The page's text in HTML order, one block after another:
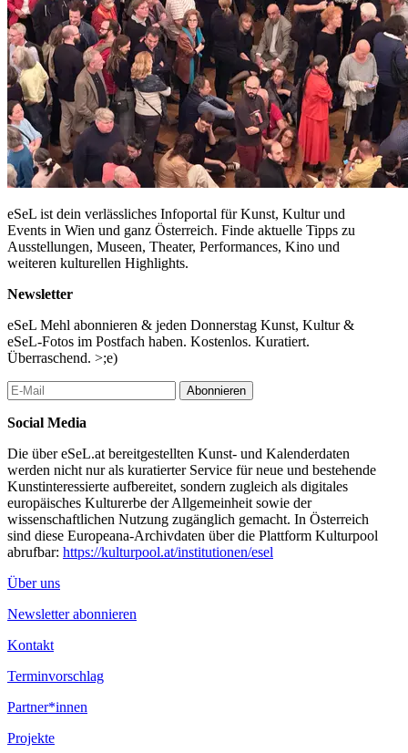
eSeL ist dein verlässliches Infoportal für Kunst, Kultur und
Events in Wien und ganz Österreich. Finde aktuelle Tipps zu
Ausstellungen, Museen, Theater, Performances, Kino und
weiteren kulturellen Highlights.
Newsletter
eSeL Mehl abonnieren & jeden Donnerstag Kunst, Kultur &
eSeL-Fotos im Postfach haben. Kostenlos. Kuratiert.
Überraschend. >;e)
Abonnieren
Social Media
Die über eSeL.at bereitgestellten Kunst- und Kalenderdaten
werden nicht nur als kuratierter Service für neue und bestehende
Kunstinteressierte aufbereitet, sondern zugleich als digitales
europäisches Kulturerbe der Allgemeinheit sowie der
wissenschaftlichen Nutzung zugänglich gemacht. In Österreich
sind diese Europeana-Archivdaten über die Plattform Kulturpool
abrufbar: https://kulturpool.at/institutionen/esel
Über uns
Newsletter abonnieren
Kontakt
Terminvorschlag
Partner*innen
Projekte